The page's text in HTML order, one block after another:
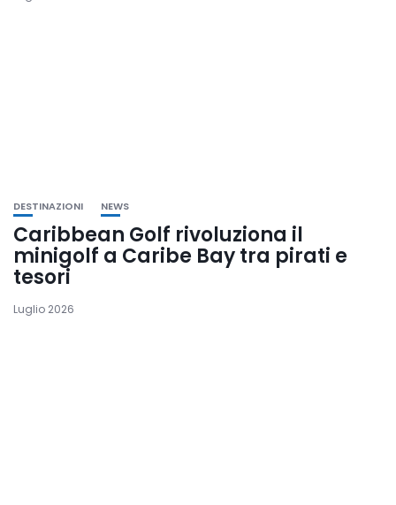
DESTINAZIONI NEWS
Caribbean Golf rivoluziona il
minigolf a Caribe Bay tra pirati e
tesori
Luglio 2026